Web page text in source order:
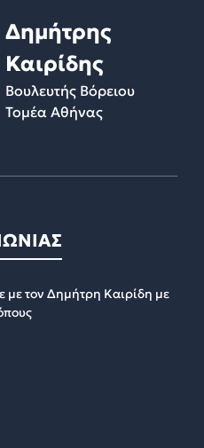
Δημήτρης
Καιρίδης
Βουλευτής Βόρειου
Τομέα Αθήνας
με τον Δημήτρη Καιρίδη με